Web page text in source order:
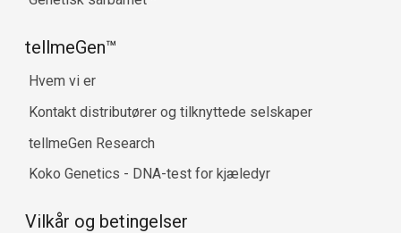
tellmeGen™
Hvem vi er
Kontakt distributører og tilknyttede selskaper
tellmeGen Research
Koko Genetics - DNA-test for kjæledyr
Vilkår og betingelser